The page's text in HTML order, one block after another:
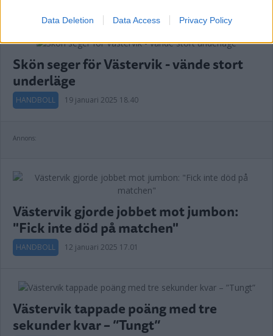
Data Deletion Data Access Privacy Policy
Skön seger för Västervik - vände stort
underläge
HANDBOLL 19 januari 2025 18.40
Annons:
Västervik gjorde jobbet mot jumbon:
"Fick inte död på matchen"
HANDBOLL 12 januari 2025 17.01
Västervik tappade poäng med tre
sekunder kvar – ”Tungt”